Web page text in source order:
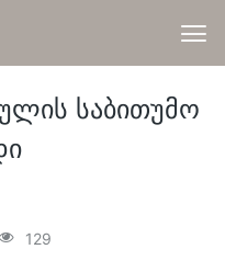
საბითუმო
129